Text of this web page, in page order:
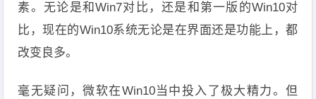
素。无论是和Win7对比，还是和第一版的Win10对
比，现在的Win10系统无论是在界面还是功能上，都
改变良多。
毫无疑问，微软在Win10当中投入了极大精力。但